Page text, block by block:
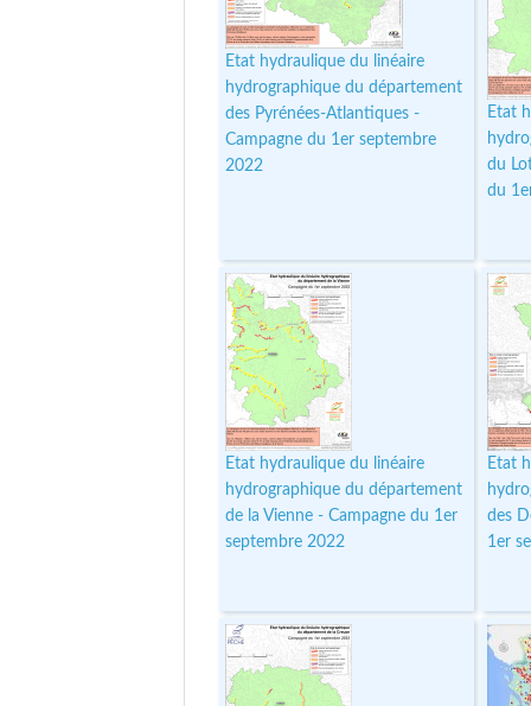
Etat hydraulique du linéaire
hydrographique du département
des Pyrénées-Atlantiques -
Campagne du 1er septembre
2022
Etat
du
du
Etat hydraulique du linéaire
hydrographique du département
de la Vienne - Campagne du 1er
septembre 2022
Etat
des
1er